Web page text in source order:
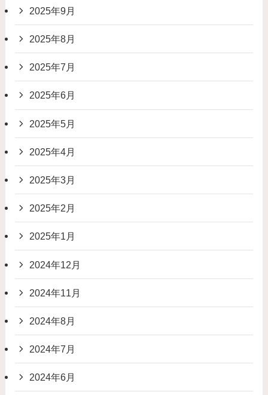
2025年9月
2025年8月
2025年7月
2025年6月
2025年5月
2025年4月
2025年3月
2025年2月
2025年1月
2024年12月
2024年11月
2024年8月
2024年7月
2024年6月